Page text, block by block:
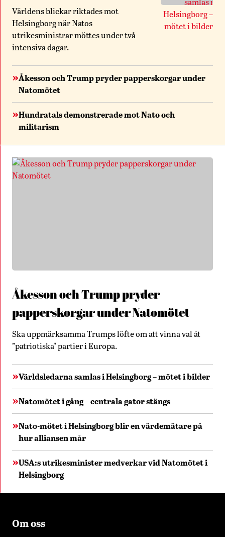
Världens blickar riktades mot
Helsingborg när Natos
utrikesministrar möttes under två
intensiva dagar.
Åkesson och Trump pryder papperskorgar under
Natomötet
Hundratals demonstrerade mot Nato och
militarism
Åkesson och Trump pryder
papperskorgar under Natomötet
Ska uppmärksamma Trumps löfte om att vinna val åt
”patriotiska" partier i Europa.
Världsledarna samlas i Helsingborg – mötet i bilder
Natomötet i gång – centrala gator stängs
Nato-mötet i Helsingborg blir en värdemätare på
hur alliansen mår
USA:s utrikesminister medverkar vid Natomötet i
Helsingborg
Om oss